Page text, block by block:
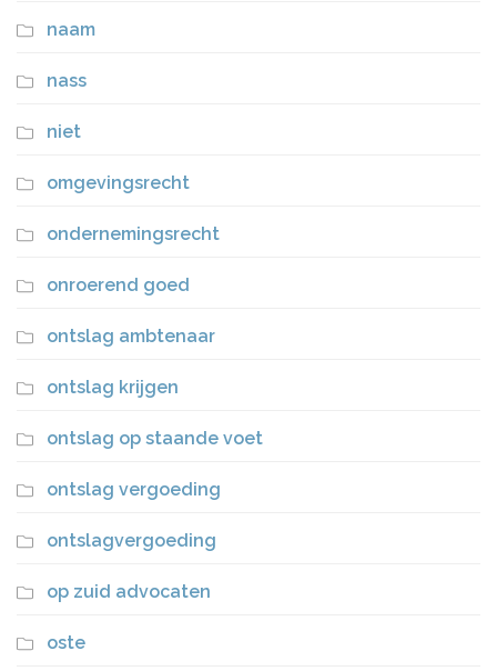
naam
nass
niet
omgevingsrecht
ondernemingsrecht
onroerend goed
ontslag ambtenaar
ontslag krijgen
ontslag op staande voet
ontslag vergoeding
ontslagvergoeding
op zuid advocaten
oste